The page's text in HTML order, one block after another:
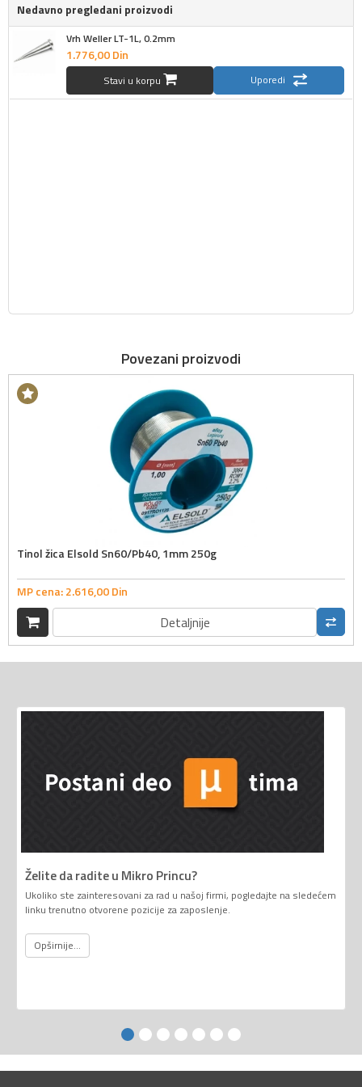
Nedavno pregledani proizvodi
Vrh Weller LT-1L, 0.2mm
1.776,00Din
Stavi u korpu Uporedi
Povezani proizvodi
Tinol žica Elsold Sn60/Pb40, 1mm 250g
MP cena:2.616,00Din
Detaljnije
Želite da radite u Mikro Princu?
Ukoliko ste zainteresovani za rad u našoj firmi, pogledajte na sledećem
linku trenutno otvorene pozicije za zaposlenje.
Opširnije...